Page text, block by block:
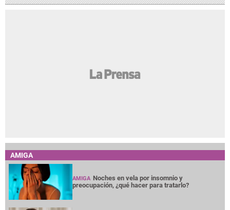
AMIGA
AMIGA Noches en vela por insomnio y
preocupación, ¿qué hacer para tratarlo?